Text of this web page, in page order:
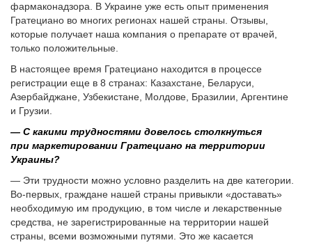
фармаконадзора. В Украине уже есть опыт применения
Гратециано во многих регионах нашей страны. Отзывы,
которые получает наша компания о препарате от врачей,
только положительные.
В настоящее время Гратециано находится в процессе
регистрации еще в 8 странах: Казахстане, Беларуси,
Азербайджане, Узбекистане, Молдове, Бразилии, Аргентине
и Грузии.
— С какими трудностями довелось столкнуться
при маркетировании Гратециано на территории
Украины?
— Эти трудности можно условно разделить на две категории.
Во-первых, граждане нашей страны привыкли «доставать»
необходимую им продукцию, в том числе и лекарственные
средства, не зарегистрированные на территории нашей
страны, всеми возможными путями. Это же касается